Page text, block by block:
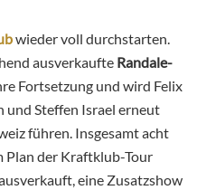
wieder voll durchstarten.
ausverkaufte Randale-
Fortsetzung und wird Felix
und Steffen Israel erneut
führen. Insgesamt acht
Plan der Kraftklub-Tour
eine Zusatzshow